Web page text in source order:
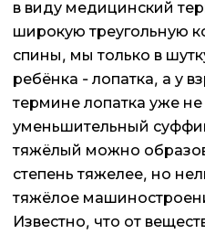
в виду медицинский
широкую треугольную
спины, мы только в
ребёнка - лопатка, а у
термине лопатка уже
уменьшительный
тяжёлый можно
степень тяжелее, но
тяжёлое
Известно, что от